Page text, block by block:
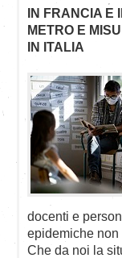
IN FRANCIA E
METRO E
IN ITALIA
docenti e
epidemiche
Che da noi la